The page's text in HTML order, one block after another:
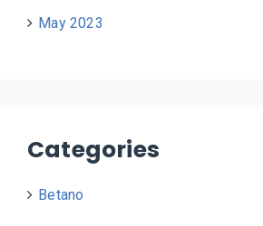
May 2023
Categories
Betano